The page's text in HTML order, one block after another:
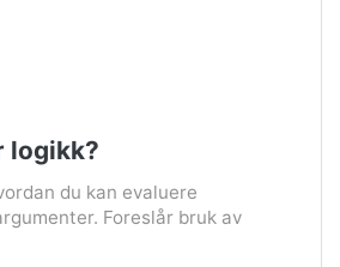
logikk?
du kan evaluere
Foreslår bruk av